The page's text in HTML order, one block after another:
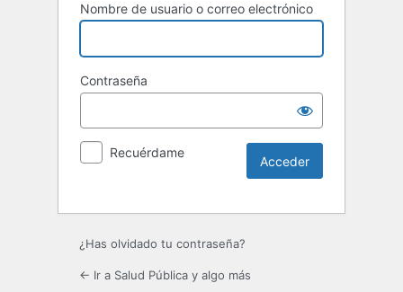
Nombre de usuario o correo electrónico
Contraseña
Recuérdame
¿Has olvidado tu contraseña?
← Ir a Salud Pública y algo más